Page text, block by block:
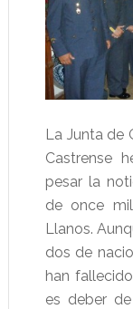
La Junta de
Castrense
pesar la
de once
Llanos.
dos de
han
es deber